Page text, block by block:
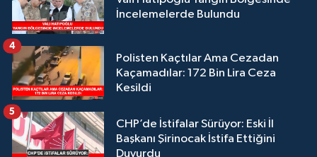
İncelemelerde Bulundu
Polisten Kaçtılar Ama Cezadan
Kaçamadılar: 172 Bin Lira Ceza
Kesildi
4
CHP’de İstifalar Sürüyor: Eski İl
Başkanı Şirinocak İstifa Ettiğini
Duyurdu
5